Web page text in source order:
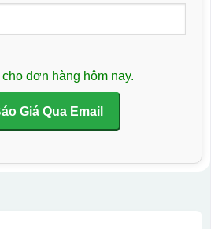
đơn hàng hôm nay.
Giá Qua Email